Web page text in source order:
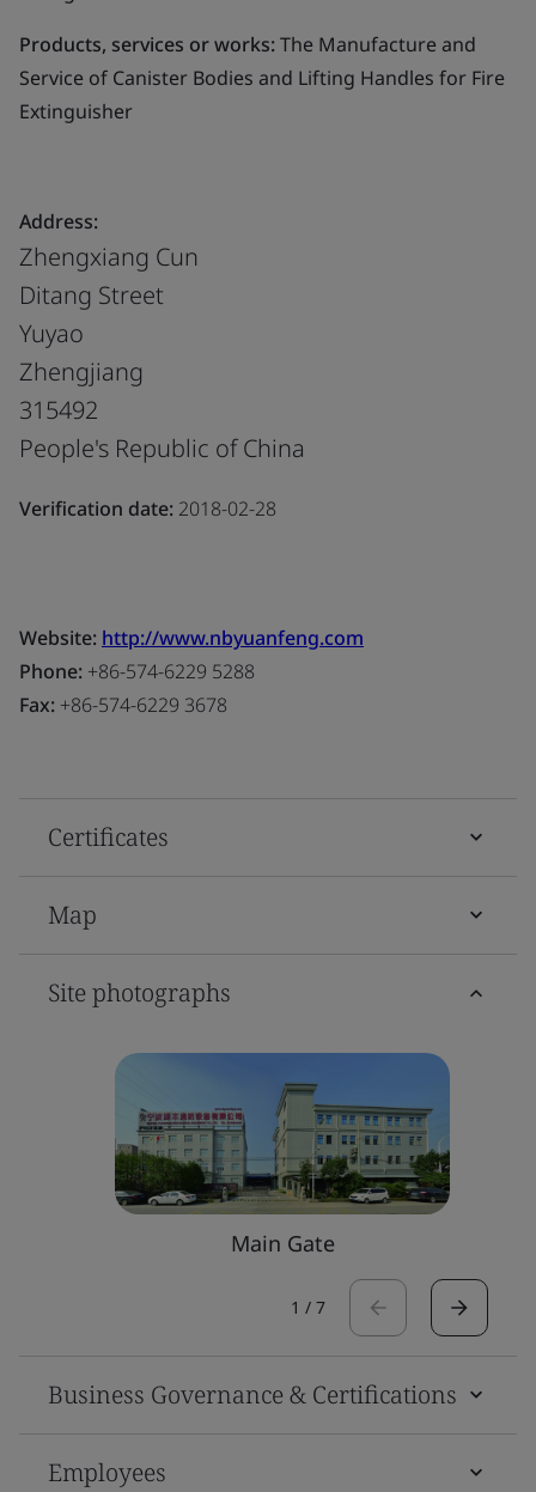
Products, services or works:The Manufacture and
Service of Canister Bodies and Lifting Handles for Fire
Extinguisher
Address:
Zhengxiang Cun
Ditang Street
Yuyao
Zhengjiang
315492
People's Republic of China
Verification date: 2018-02-28
Website: http://www.nbyuanfeng.com
Phone: +86-574-6229 5288
Fax: +86-574-6229 3678
Certificates
Map
Site photographs
Main Gate
1 / 7
Business Governance & Certifications
Employees